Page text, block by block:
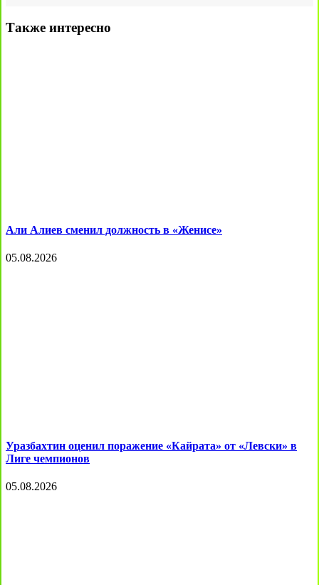
Также интересно
Али Алиев сменил должность в «Женисе»
05.08.2026
Уразбахтин оценил поражение «Кайрата» от «Левски» в
Лиге чемпионов
05.08.2026